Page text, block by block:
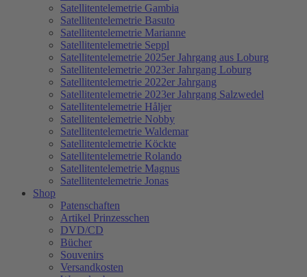
Satellitentelemetrie Gambia
Satellitentelemetrie Basuto
Satellitentelemetrie Marianne
Satellitentelemetrie Seppl
Satellitentelemetrie 2025er Jahrgang aus Loburg
Satellitentelemetrie 2023er Jahrgang Loburg
Satellitentelemetrie 2022er Jahrgang
Satellitentelemetrie 2023er Jahrgang Salzwedel
Satellitentelemetrie Håljer
Satellitentelemetrie Nobby
Satellitentelemetrie Waldemar
Satellitentelemetrie Köckte
Satellitentelemetrie Rolando
Satellitentelemetrie Magnus
Satellitentelemetrie Jonas
Shop
Patenschaften
Artikel Prinzesschen
DVD/CD
Bücher
Souvenirs
Versandkosten